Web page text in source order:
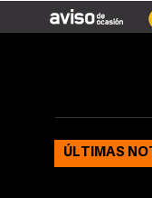
ÚLTIMAS